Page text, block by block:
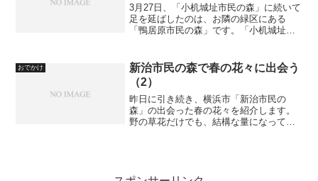
3月27日、「小机城址市民の森」に続いて
足を延ばしたのは、お隣の緑区にある
「鴨居原市民の森」です。「小机城址市
ルート検索）、とりあえず小机駅からお
隣の鴨居駅...
おでかけ
新治市民の森で春の花々に出会う
（2）
昨日に引き続き、横浜市「新治市民の
森」の出会った春の花々を紹介します。
野の草花だけでも、結構な量になってし